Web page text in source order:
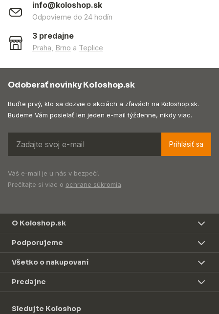
info@koloshop.sk
Odpovieme do 24 hodín
3 predajne
Praha Brno a Teplice
Odoberať novinky Koloshop.sk
Buďte prvý, kto sa dozvie o akciách a zľavách na Koloshop.sk.
Budeme Vám posielať len jeden e-mail týždenne, nikdy viac.
Prihlásiť sa
Váš e-mail je u nás v bezpečí.
Prečítajte si viac o ochrane súkromia.
O Koloshop.sk
Podporujeme
Všetko o nakupovaní
Predajne
Sledujte Koloshop